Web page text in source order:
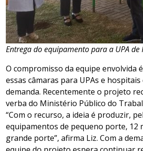
Entrega do equipamento para a UPA
O compromisso da equipe envolvida
essas câmaras para UPAs e
demanda. Recentemente o projeto
verba do Ministério Público do
“Com o recurso, a ideia é produzir,
equipamentos de pequeno porte, 12
grande porte”, afirma Liz. Com a